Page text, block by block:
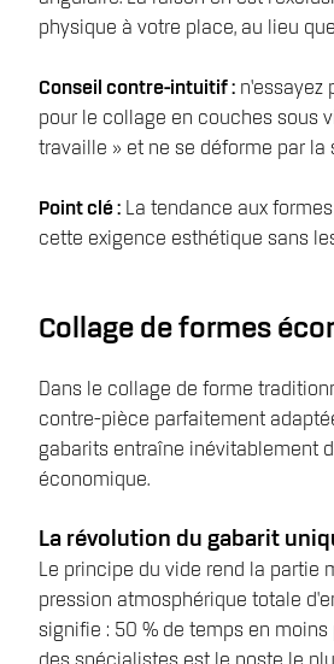
physique à votre place, au lieu
Conseil contre-intuitif :
pour le collage en couches sous
travaille » et ne se déforme par la
Point clé : La tendance aux
cette exigence esthétique sans
Collage de formes
Dans le collage de forme
contre-pièce parfaitement
gabarits entraîne inévitablement
économique.
La révolution du gabarit
Le principe du vide rend la partie
pression atmosphérique totale
signifie : 50 % de temps en